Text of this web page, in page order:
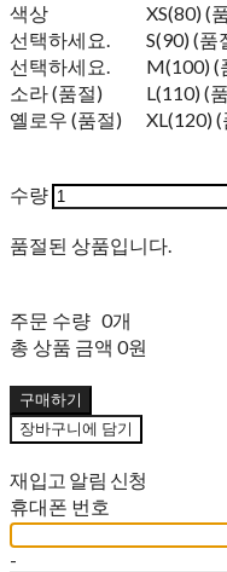
색상
선택하세요.
선택하세요.
소라 (품절)
옐로우 (품절)
XS(80) (
S(90) (품
M(100) (
L(110) (
XL(120)
수량
품절된 상품입니다.
주문 수량 0개
총 상품 금액 0원
구매하기
장바구니에 담기
재입고 알림 신청
휴대폰 번호
-